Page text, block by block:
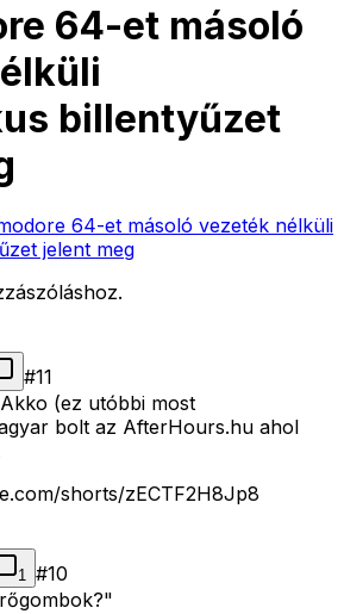
64-et másoló
billentyűzet
64-et másoló vezeték nélküli
jelent meg
#11
(ez utóbbi most
bolt az AfterHours.hu ahol
shorts/zECTF2H8Jp8
1 #10